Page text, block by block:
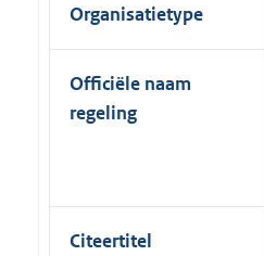
Organisatietype
Officiële naam
regeling
Citeertitel